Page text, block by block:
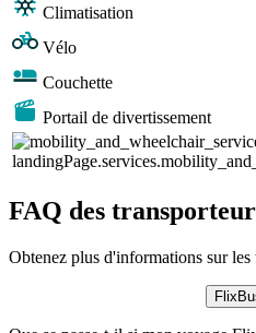
Climatisation
Vélo
Couchette
Portail de divertissement
FAQ des
Obtenez plus d'informations sur